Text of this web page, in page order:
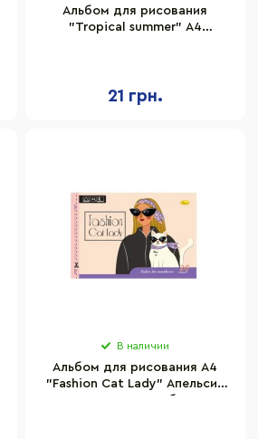
Альбом для рисования
"Tropical summer" A4
21 грн.
В наличии
Альбом для рисования A4
"Fashion Cat Lady" Апельсин